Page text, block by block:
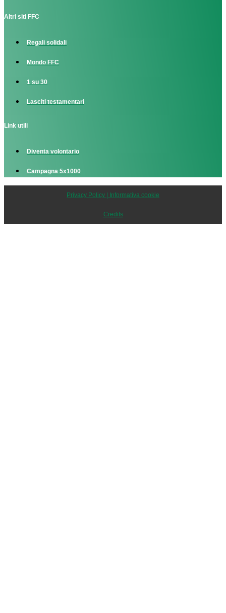
Altri siti FFC
Regali solidali
Mondo FFC
1 su 30
Lasciti testamentari
Link utili
Diventa volontario
Campagna 5x1000
Privacy Policy | Informativa cookie
Credits